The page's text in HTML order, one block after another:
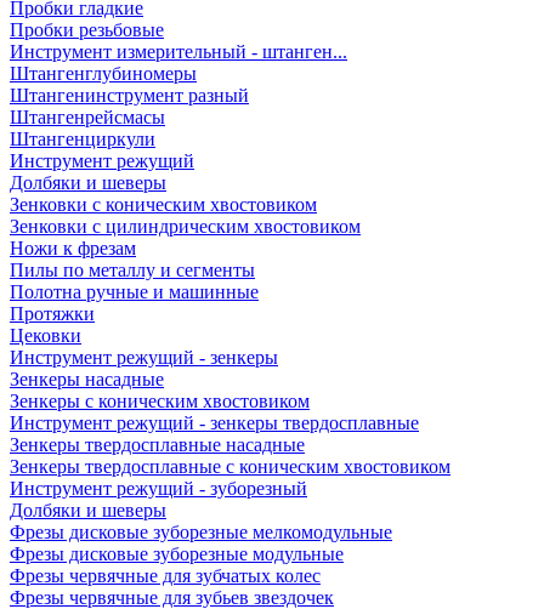
Пробки гладкие
Пробки резьбовые
Инструмент измерительный - штанген...
Штангенглубиномеры
Штангенинструмент разный
Штангенрейсмасы
Штангенциркули
Инструмент режущий
Долбяки и шеверы
Зенковки с коническим хвостовиком
Зенковки с цилиндрическим хвостовиком
Ножи к фрезам
Пилы по металлу и сегменты
Полотна ручные и машинные
Протяжки
Цековки
Инструмент режущий - зенкеры
Зенкеры насадные
Зенкеры с коническим хвостовиком
Инструмент режущий - зенкеры твердосплавные
Зенкеры твердосплавные насадные
Зенкеры твердосплавные с коническим хвостовиком
Инструмент режущий - зуборезный
Долбяки и шеверы
Фрезы дисковые зуборезные мелкомодульные
Фрезы дисковые зуборезные модульные
Фрезы червячные для зубчатых колес
Фрезы червячные для зубьев звездочек